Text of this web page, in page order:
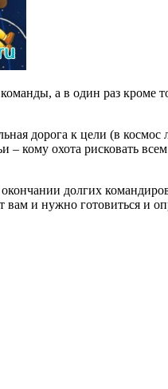
а в один раз кроме
дорога к цели (в космос
– кому охота рисковать
долгих
и нужно готовиться и